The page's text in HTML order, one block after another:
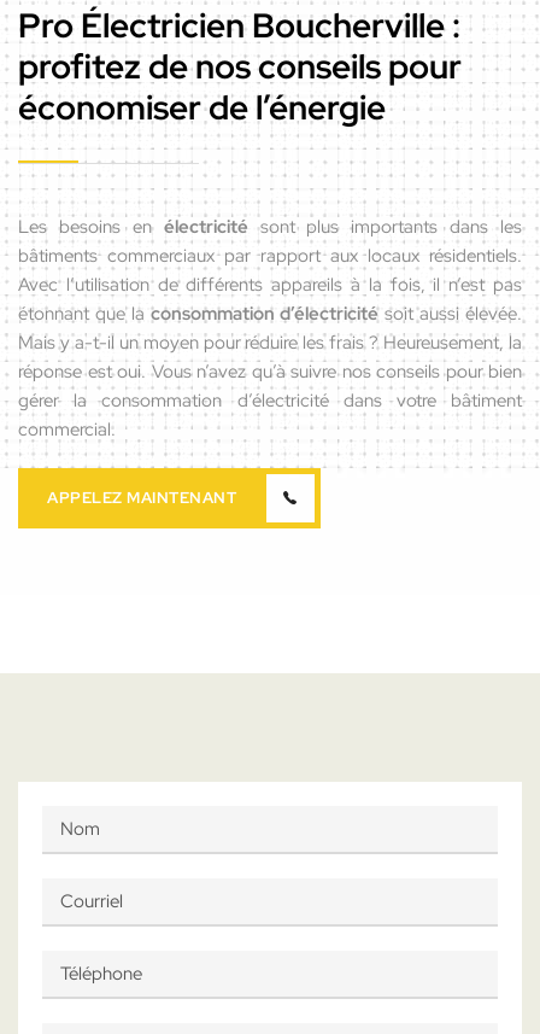
Pro Électricien Boucherville :
profitez de nos conseils pour
économiser de l’énergie
Les besoins en électricité sont plus importants dans les
bâtiments commerciaux par rapport aux locaux résidentiels.
Avec l’utilisation de différents appareils à la fois, il n’est pas
étonnant que la consommation d’électricitésoit aussi élevée.
Mais y a-t-il un moyen pour réduire les frais ? Heureusement, la
réponse est oui. Vous n’avez qu’à suivre nos conseils pour bien
gérer la consommation d’électricité dans votre bâtiment
commercial.
APPELEZ MAINTENANT